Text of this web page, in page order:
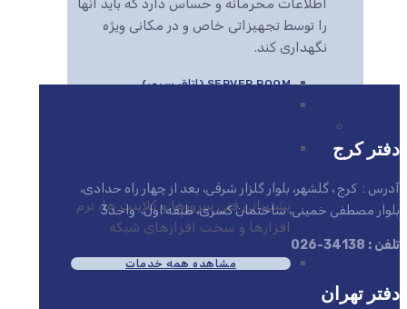
اطلاعات محرمانه و حساس دارد که باید آنها
را توسط تجهیزاتی خاص و در مکانی ویژه
نگهداری کند.
SERVER ROOM (اتاق سرور)
پشتیبانی فنی سرورها و کلاینت ها، نرم
افزارها و سخت افزارهای شبکه
مشاهده همه خدمات
دفتر کرج
آدرس : کرج ، گلشهر، بلوار گلزار شرقی، بعد از چهار راه حدادی،
بلوار مصطفی خمینی، ساختمان کسری، طبقه اول، واحد3
تلفن : 34138-026
دفتر تهران